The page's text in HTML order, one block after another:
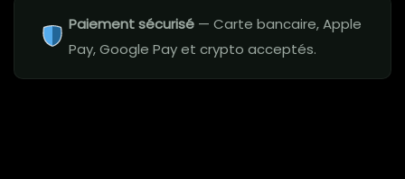
Paiement sécurisé — Carte bancaire, Apple
Pay, Google Pay et crypto acceptés.